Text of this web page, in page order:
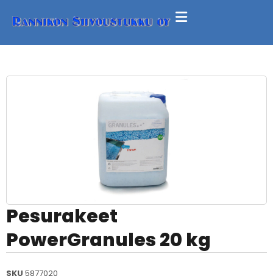
Pesurakeet
PowerGranules 20 kg
SKU 5877020